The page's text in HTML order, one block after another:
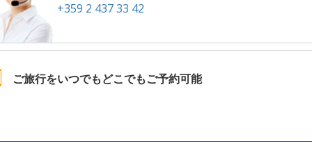
+359 2 437 33 42
ご旅行をいつでもどこでもご予約可能